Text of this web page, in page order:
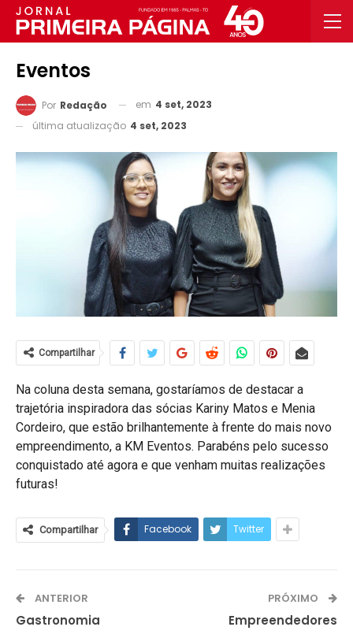
Eventos
Por Redação em 4 set, 2023
última atualização 4 set, 2023
Compartilhar
Na coluna desta semana, gostaríamos de destacar a
trajetória inspiradora das sócias Kariny Matos e Menia
Cordeiro, que estão brilhantemente à frente do mais novo
empreendimento, a KM Eventos. Parabéns pelo sucesso
conquistado até agora e que venham muitas realizações
futuras!
Compartilhar Facebook Twitter
ANTERIOR
Gastronomia
PRÓXIMO
Empreendedores